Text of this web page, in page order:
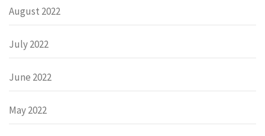
August 2022
July 2022
June 2022
May 2022